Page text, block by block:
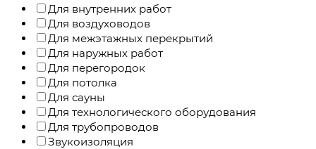
Для внутренних работ
Для воздуховодов
Для межэтажных перекрытий
Для наружных работ
Для перегородок
Для потолка
Для сауны
Для технологического оборудования
Для трубопроводов
Звукоизоляция